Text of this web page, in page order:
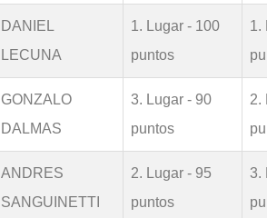
DANIEL
LECUNA
1. Lugar - 100
puntos
1.
GONZALO
DALMAS
3. Lugar - 90
puntos
2.
ANDRES
SANGUINETTI
2. Lugar - 95
puntos
3.